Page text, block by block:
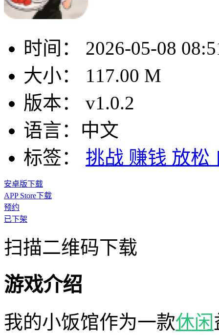
时间：
2026-05-08
大小：
117.00 M
版本：
v1.0.2
语言： 中文
标签：
挑战 赚钱 放松
安卓版下载
APP Store下载
预约
已下架
扫描二维码下载
游戏介绍
我的小饭馆作为一款休闲